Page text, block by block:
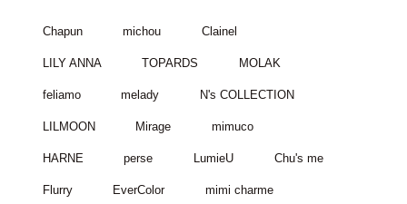
Chapun michou Clainel
LILY ANNA TOPARDS MOLAK
feliamo melady N's COLLECTION
LILMOON Mirage mimuco
HARNE perse LumieU Chu's me
Flurry EverColor mimi charme